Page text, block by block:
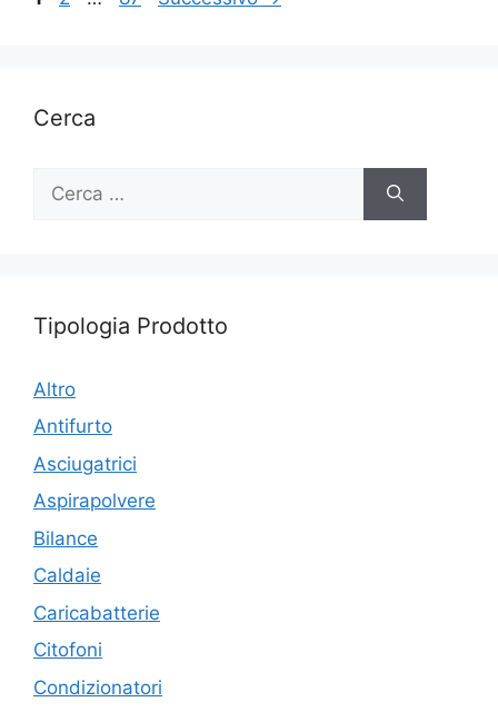
Cerca
per:
Tipologia Prodotto
Altro
Antifurto
Asciugatrici
Aspirapolvere
Bilance
Caldaie
Caricabatterie
Citofoni
Condizionatori